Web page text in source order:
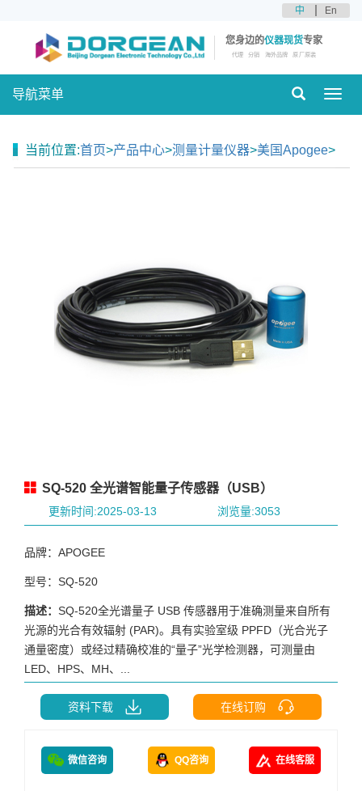
中 En
您身边的仪器现货专家
代理 分销 海外品牌 原厂原装
导航菜单
当前位置:首页>产品中心>测量计量仪器>美国Apogee>
SQ-520 全光谱智能量子传感器（USB）
更新时间:2025-03-13 浏览量:3053
品牌：APOGEE
型号：SQ-520
描述： SQ-520全光谱量子 USB 传感器用于准确测量来自所有
光源的光合有效辐射 (PAR)。具有实验室级 PPFD（光合光子
通量密度）或经过精确校准的“量子”光学检测器，可测量由
LED、HPS、MH、...
资料下载 在线订购
微信咨询 QQ咨询 在线客服